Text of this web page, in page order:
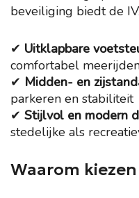
beveiliging biedt de
✔ Uitklapbare
comfortabel
✔ Midden- en
parkeren en stabiliteit
✔ Stijlvol en modern
stedelijke als
Waarom kiezen